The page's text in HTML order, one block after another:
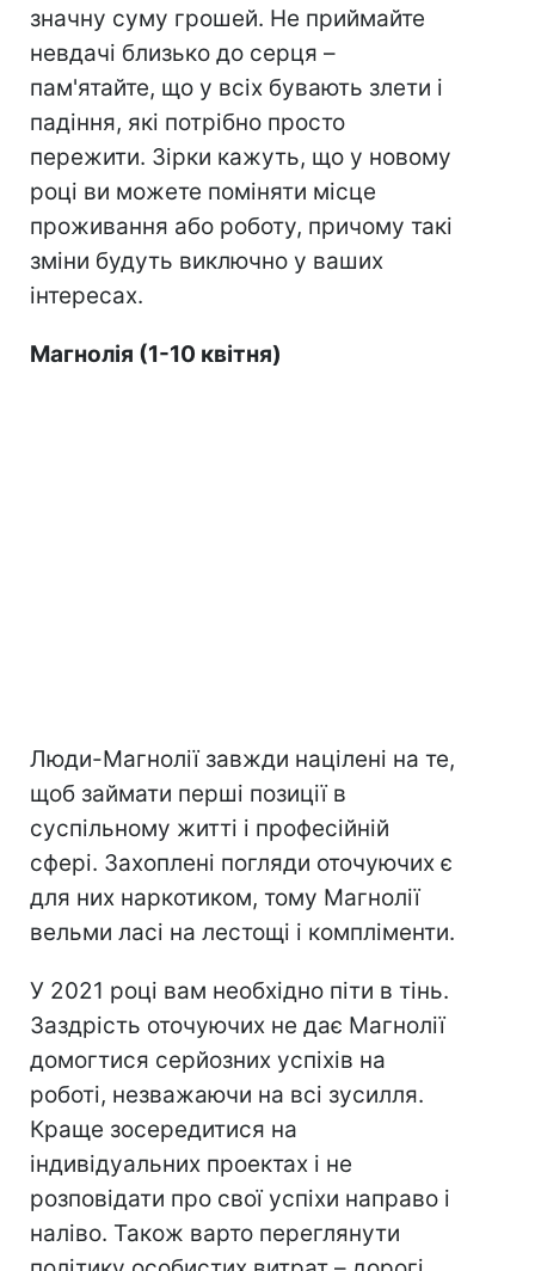
значну суму грошей. Не приймайте
невдачі близько до серця –
пам'ятайте, що у всіх бувають злети і
падіння, які потрібно просто
пережити. Зірки кажуть, що у новому
році ви можете поміняти місце
проживання або роботу, причому такі
зміни будуть виключно у ваших
інтересах.
Магнолія (1-10 квітня)
Люди-Магнолії завжди націлені на те,
щоб займати перші позиції в
суспільному житті і професійній
сфері. Захоплені погляди оточуючих є
для них наркотиком, тому Магнолії
вельми ласі на лестощі і компліменти.
У 2021 році вам необхідно піти в тінь.
Заздрість оточуючих не дає Магнолії
домогтися серйозних успіхів на
роботі, незважаючи на всі зусилля.
Краще зосередитися на
індивідуальних проектах і не
розповідати про свої успіхи направо і
наліво. Також варто переглянути